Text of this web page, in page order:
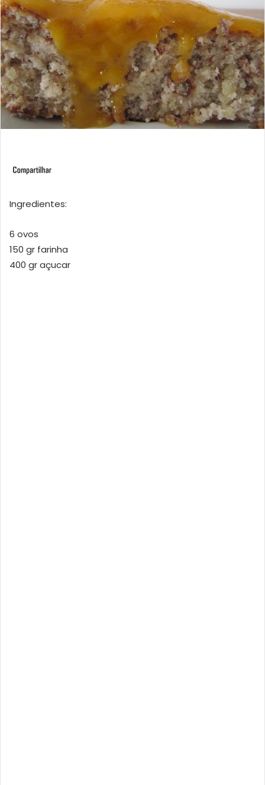
Ingredientes:
6 ovos
150 gr farinha
400 gr açucar